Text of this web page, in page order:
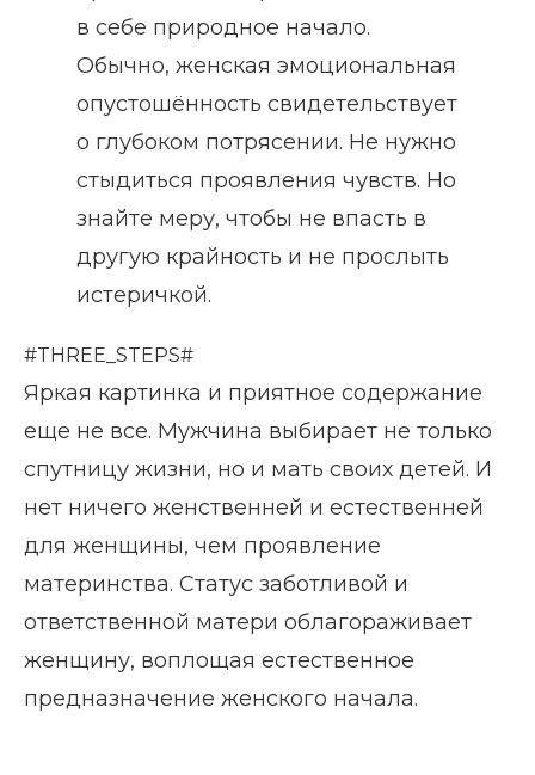
в себе природное начало.
Обычно, женская эмоциональная
опустошённость свидетельствует
о глубоком потрясении. Не нужно
стыдиться проявления чувств. Но
знайте меру, чтобы не впасть в
другую крайность и не прослыть
истеричкой.
#THREE_STEPS#
Яркая картинка и приятное содержание
еще не все. Мужчина выбирает не только
спутницу жизни, но и мать своих детей. И
нет ничего женственней и естественней
для женщины, чем проявление
материнства. Статус заботливой и
ответственной матери облагораживает
женщину, воплощая естественное
предназначение женского начала.